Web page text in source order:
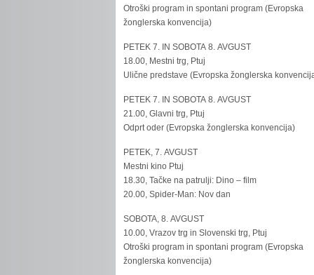
Otroški program in spontani program (Evropska
žonglerska konvencija)
PETEK 7. IN SOBOTA 8. AVGUST
18.00, Mestni trg, Ptuj
Ulične predstave (Evropska žonglerska
PETEK 7. IN SOBOTA 8. AVGUST
21.00, Glavni trg, Ptuj
Odprt oder (Evropska žonglerska konvencija)
PETEK, 7. AVGUST
Mestni kino Ptuj
18.30, Tačke na patrulji: Dino – film
20.00, Spider-Man: Nov dan
SOBOTA, 8. AVGUST
10.00, Vrazov trg in Slovenski trg, Ptuj
Otroški program in spontani program (Evropska
žonglerska konvencija)